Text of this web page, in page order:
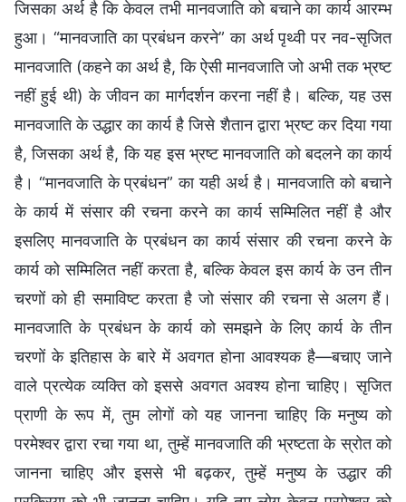
जिसका अर्थ है कि केवल तभी मानवजाति को बचाने का कार्य आरम्भ
हुआ। “मानवजाति का प्रबंधन करने” का अर्थ पृथ्वी पर नव-सृजित
मानवजाति (कहने का अर्थ है, कि ऐसी मानवजाति जो अभी तक भ्रष्ट
नहीं हुई थी) के जीवन का मार्गदर्शन करना नहीं है। बल्कि, यह उस
मानवजाति के उद्धार का कार्य है जिसे शैतान द्वारा भ्रष्ट कर दिया गया
है, जिसका अर्थ है, कि यह इस भ्रष्ट मानवजाति को बदलने का कार्य
है। “मानवजाति के प्रबंधन” का यही अर्थ है। मानवजाति को बचाने
के कार्य में संसार की रचना करने का कार्य सम्मिलित नहीं है और
इसलिए मानवजाति के प्रबंधन का कार्य संसार की रचना करने के
कार्य को सम्मिलित नहीं करता है, बल्कि केवल इस कार्य के उन तीन
चरणों को ही समाविष्ट करता है जो संसार की रचना से अलग हैं।
मानवजाति के प्रबंधन के कार्य को समझने के लिए कार्य के तीन
चरणों के इतिहास के बारे में अवगत होना आवश्यक है—बचाए जाने
वाले प्रत्येक व्यक्ति को इससे अवगत अवश्य होना चाहिए। सृजित
प्राणी के रूप में, तुम लोगों को यह जानना चाहिए कि मनुष्य को
परमेश्वर द्वारा रचा गया था, तुम्हें मानवजाति की भ्रष्टता के स्रोत को
जानना चाहिए और इससे भी बढ़कर, तुम्हें मनुष्य के उद्धार की